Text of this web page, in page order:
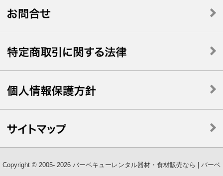
Copyright © 2005- 2026 バーベキューレンタル器材・食材販売なら | バーベ